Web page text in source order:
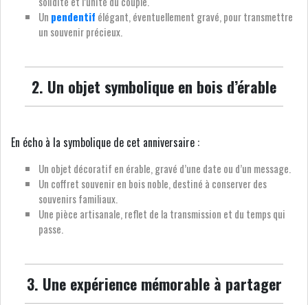
Un pendentif élégant, éventuellement gravé, pour transmettre
un souvenir précieux.
2. Un objet symbolique en bois d’érable
En écho à la symbolique de cet anniversaire :
Un objet décoratif en érable, gravé d’une date ou d’un message.
Un coffret souvenir en bois noble, destiné à conserver des
souvenirs familiaux.
Une pièce artisanale, reflet de la transmission et du temps qui
passe.
3. Une expérience mémorable à partager